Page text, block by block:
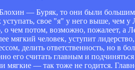
Блохин — Буряк, то они были
свое "я" у него выше,
о чем потом, возможно, пожалеет, а
мягкий человек, уступит
делить ответственность, но в
его считать главным и
мягкие — так тоже не годится.